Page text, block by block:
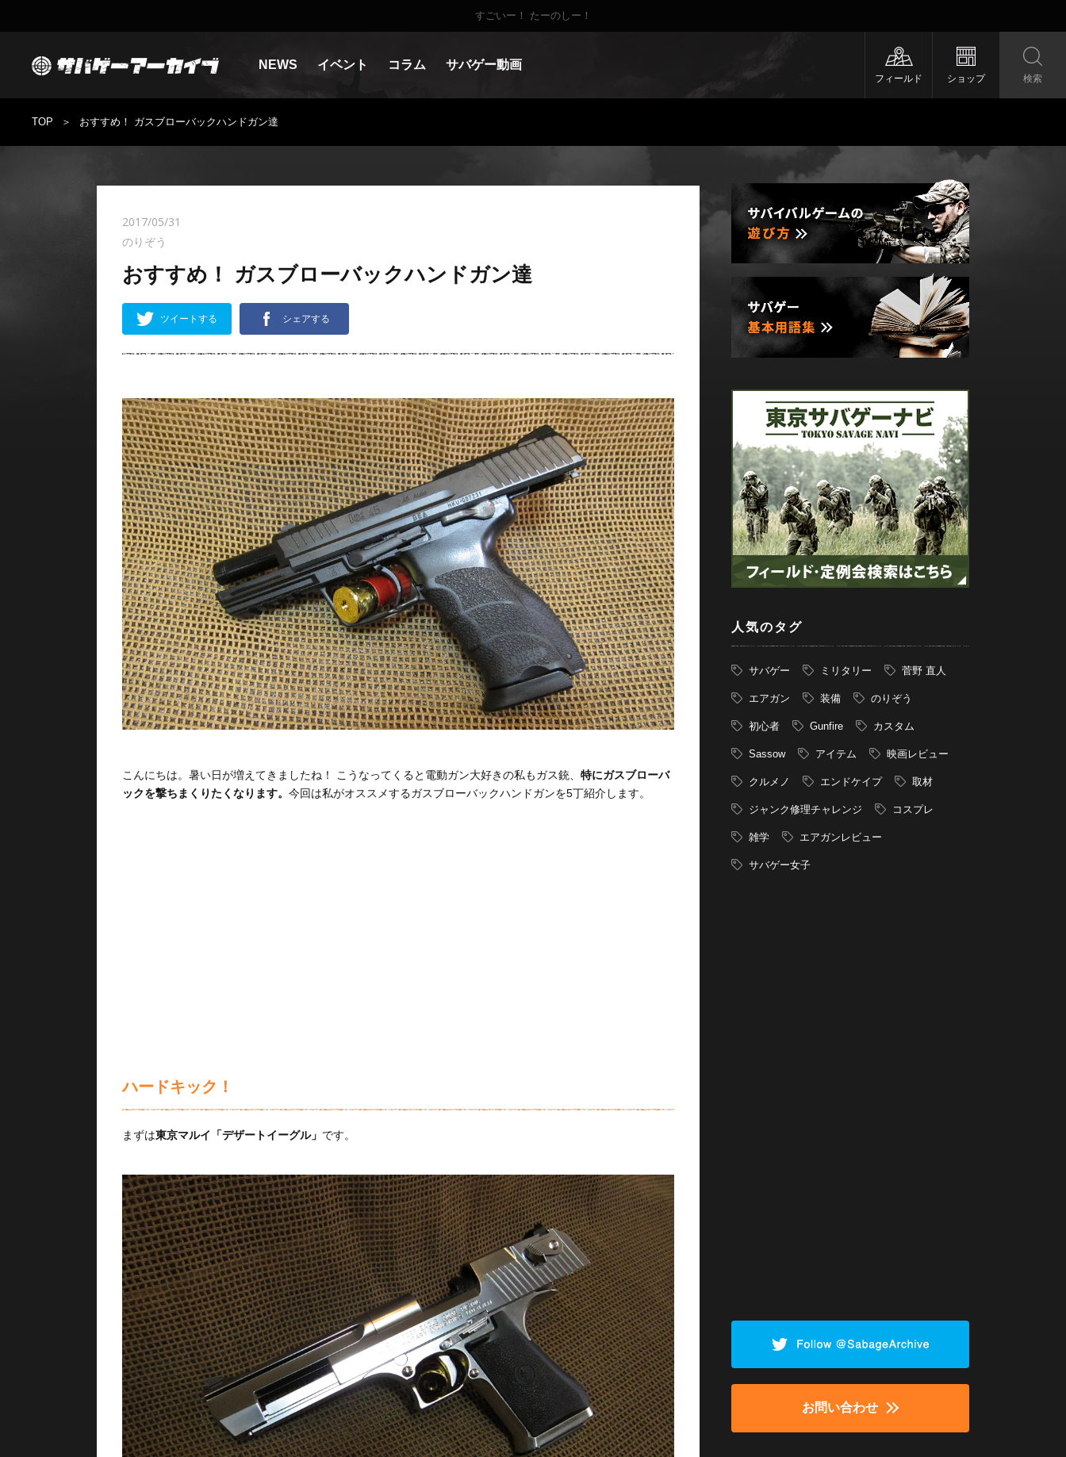
すごいー！ たーのしー！
NEWS イベント コラム サバゲー動画
フィールド ショップ 検索
TOP おすすめ！ ガスブローバックハンドガン達
2017/05/31
のりぞう
おすすめ！ ガスブローバックハンドガン達
ツイートする シェアする
こんにちは。暑い日が増えてきましたね！ こうなってくると電動ガン大好きの私もガス銃、 特にガスブローバ
ックを撃ちまくりたくなります。 今回は私がオススメするガスブローバックハンドガンを5丁紹介します。
ハードキック！
まずは東京マルイ「デザートイーグル」 です。
人気のタグ
サバゲー ミリタリー 菅野 直人
エアガン 装備 のりぞう
初心者 Gunfire カスタム
Sassow アイテム 映画レビュー
クルメノ エンドケイプ 取材
ジャンク修理チャレンジ コスプレ
雑学 エアガンレビュー
サバゲー女子
お問い合わせ